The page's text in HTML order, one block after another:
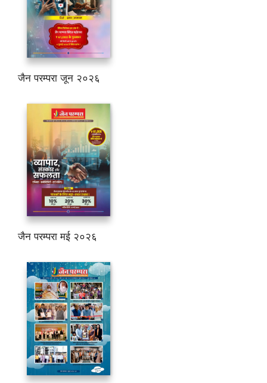
जैन परम्परा जून २०२६
जैन परम्परा मई २०२६